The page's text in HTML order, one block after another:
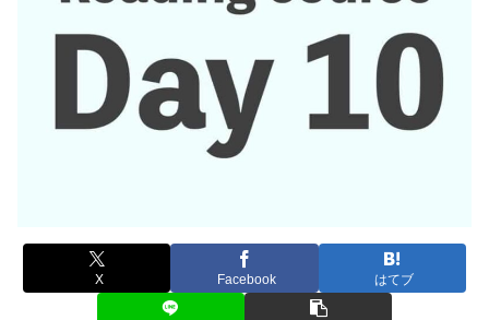
X Facebook はてブ